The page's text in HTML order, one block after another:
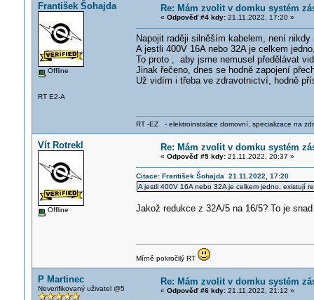
František Šohajda
Offline
RT E2-A
Re: Mám zvolit v domku systém
« Odpověď #4 kdy:21.11.2022, 17:20 »
Napojit raději silněším kabelem, není nikdy
A jestli 400V 16A nebo 32A je celkem
To proto , aby jsme nemusel předělávat
Jinak řečeno, dnes se hodně zapojení
Už vidím i třeba ve zdravotnictví, hodně
RT -EZ - elektroinstalace domovní, specializace na
Vít Rotrekl
Offline
Re: Mám zvolit v domku systém
« Odpověď #5 kdy:21.11.2022, 20:37 »
Citace: František Šohajda 21.11.2022, 17:20
A jestli 400V 16A nebo 32A je celkem jedno, existují
Jakož redukce z 32A/5 na 16/5? To je
Mírně pokročilý RT
P Martinec
Neverifikovaný uživatel @5
Re: Mám zvolit v domku systém
« Odpověď #6 kdy:21.11.2022, 21:12 »